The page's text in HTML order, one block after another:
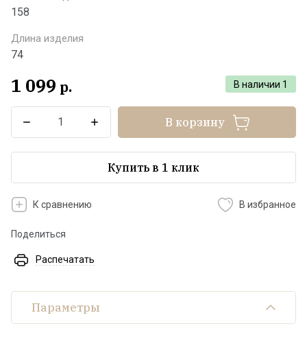
158
Длина изделия
74
В наличии 1
1 099 р.
В корзину
Купить в 1 клик
К сравнению В избранное
Поделиться
Распечатать
Параметры